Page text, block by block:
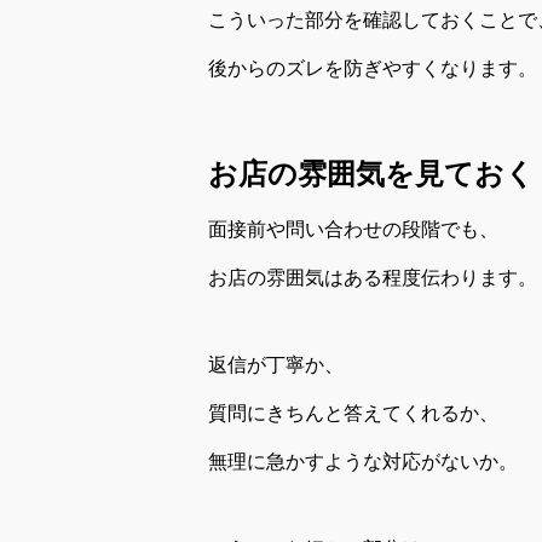
こういった部分を確認しておくことで
後からのズレを防ぎやすくなります。
お店の雰囲気を見ておく
面接前や問い合わせの段階でも、
お店の雰囲気はある程度伝わります。
返信が丁寧か、
質問にきちんと答えてくれるか、
無理に急かすような対応がないか。